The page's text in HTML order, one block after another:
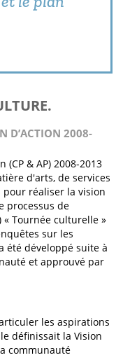
D’ACTION 2008-
& AP) 2008-2013
d'arts, de services
réaliser la vision
processus de
Tournée culturelle »
sur les
été développé suite à
et approuvé par
les aspirations
définissait la Vision
communauté